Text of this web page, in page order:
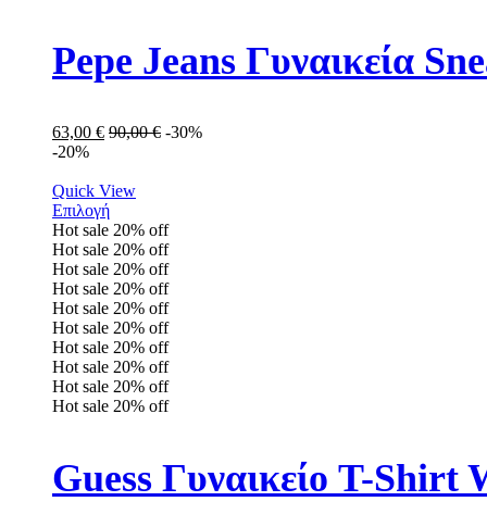
Pepe Jeans Γυναικεία
63,00 € 90,00€ -30%
-20%
Quick View
Επιλογή
Hot sale 20% off
Hot sale 20% off
Hot sale 20% off
Hot sale 20% off
Hot sale 20% off
Hot sale 20% off
Hot sale 20% off
Hot sale 20% off
Hot sale 20% off
Hot sale 20% off
Guess Γυναικείο T-